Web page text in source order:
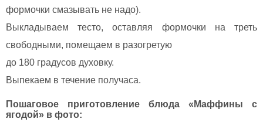
формочки смазывать не надо).
Выкладываем тесто, оставляя формочки на треть
свободными, помещаем в разогретую
до 180 градусов духовку.
Выпекаем в течение получаса.
Пошаговое приготовление блюда «Маффины с
ягодой» в фото: